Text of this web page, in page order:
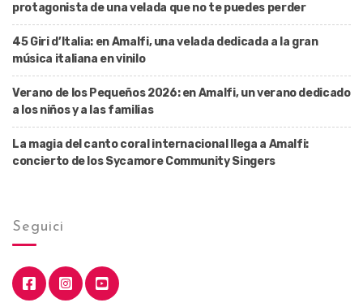
protagonista de una velada que no te puedes perder
45 Giri d’Italia: en Amalfi, una velada dedicada a la gran
música italiana en vinilo
Verano de los Pequeños 2026: en Amalfi, un verano dedicado
a los niños y a las familias
La magia del canto coral internacional llega a Amalfi:
concierto de los Sycamore Community Singers
Seguici